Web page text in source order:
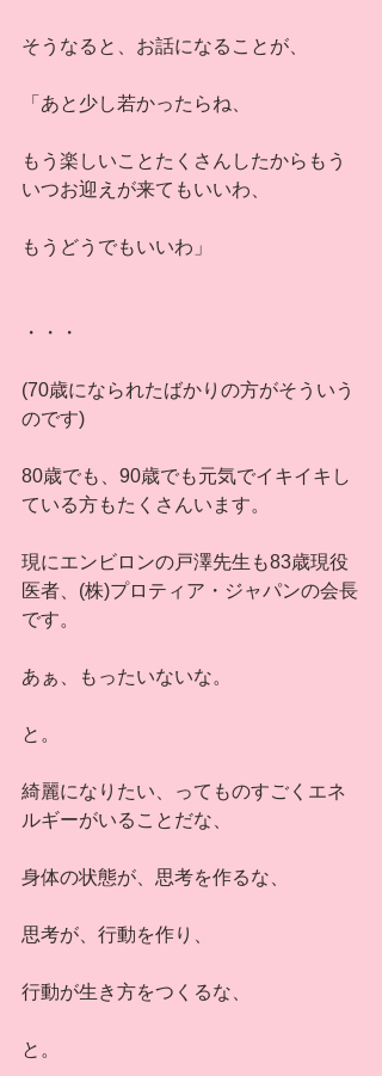
そうなると、お話になることが、
「あと少し若かったらね、
もう楽しいことたくさんしたからもう
いつお迎えが来てもいいわ、
もうどうでもいいわ」
・・・
(70歳になられたばかりの方がそういう
のです)
80歳でも、90歳でも元気でイキイキし
ている方もたくさんいます。
現にエンビロンの戸澤先生も83歳現役
医者、(株)プロティア・ジャパンの会長
です。
あぁ、もったいないな。
と。
綺麗になりたい、ってものすごくエネ
ルギーがいることだな、
身体の状態が、思考を作るな、
思考が、行動を作り、
行動が生き方をつくるな、
と。